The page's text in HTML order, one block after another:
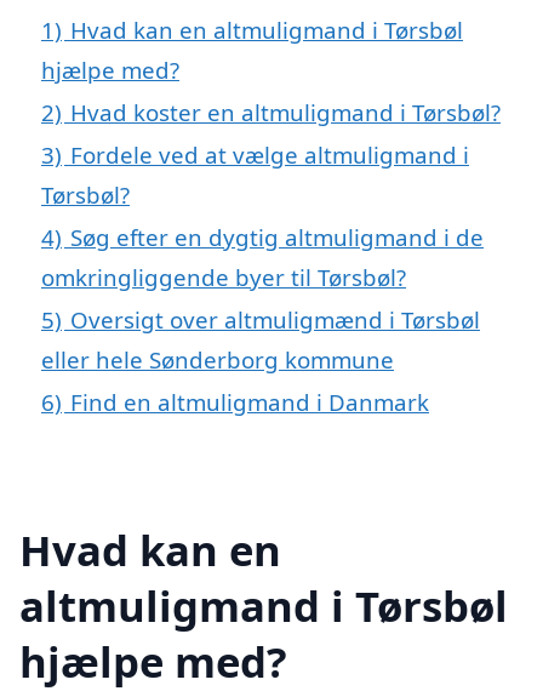
1) Hvad kan en altmuligmand i Tørsbøl
hjælpe med?
2) Hvad koster en altmuligmand i Tørsbøl?
3) Fordele ved at vælge altmuligmand i
Tørsbøl?
4) Søg efter en dygtig altmuligmand i de
omkringliggende byer til Tørsbøl?
5) Oversigt over altmuligmænd i Tørsbøl
eller hele Sønderborg kommune
6) Find en altmuligmand i Danmark
Hvad kan en
altmuligmand i Tørsbøl
hjælpe med?